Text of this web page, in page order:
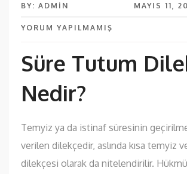
BY: ADMIN MAYIS 11,
YORUM YAPILMAMIŞ
Süre Tutum
Nedir?
Temyiz ya da istinaf süresinin
verilen dilekçedir, aslında kısa temyiz
dilekçesi olarak da nitelendirilir.